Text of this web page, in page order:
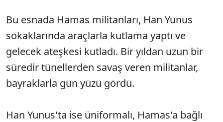
Bu esnada Hamas militanları, Han Yunus
sokaklarında araçlarla kutlama yaptı ve
gelecek ateşkesi kutladı. Bir yıldan uzun bir
süredir tünellerden savaş veren militanlar,
bayraklarla gün yüzü gördü.
Han Yunus'ta ise üniformalı, Hamas'a bağlı